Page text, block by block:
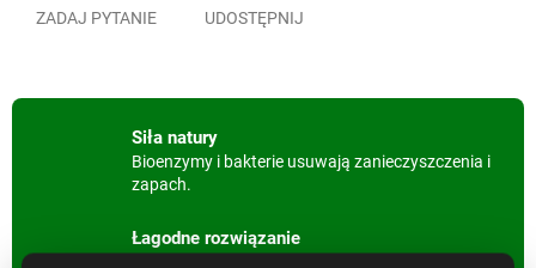
ZADAJ PYTANIE UDOSTĘPNIJ
Siła natury
Bioenzymy i bakterie usuwają zanieczyszczenia i
zapach.
Łagodne rozwiązanie